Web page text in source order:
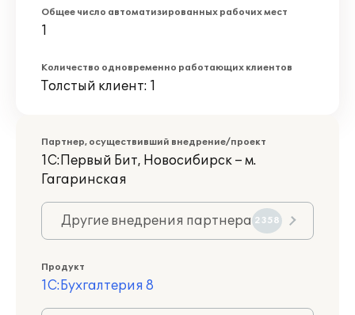
Общее число автоматизированных рабочих мест
1
Количество одновременно работающих клиентов
Толстый клиент: 1
Партнер, осуществивший внедрение/проект
1С:Первый Бит, Новосибирск – м.
Гагаринская
Другие внедрения партнера 2358
Продукт
1С:Бухгалтерия 8